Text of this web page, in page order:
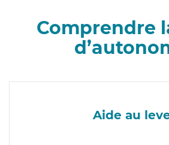
Comprendre
Aide au